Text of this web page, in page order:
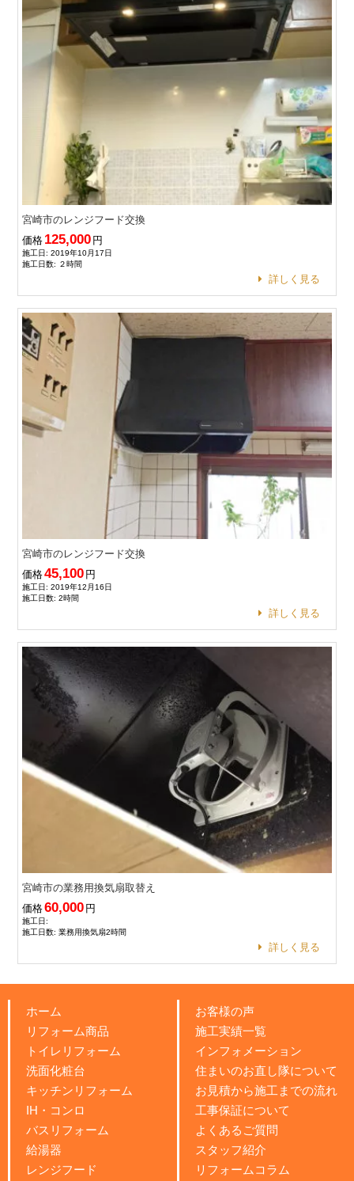
宮崎市のレンジフード交換
価格 125,000 円
施工日: 2019年10月17日
施工日数: ２時間
詳しく見る
宮崎市のレンジフード交換
価格45,100 円
施工日: 2019年12月16日
施工日数: 2時間
詳しく見る
宮崎市の業務用換気扇取替え
価格60,000 円
施工日:
施工日数: 業務用換気扇2時間
詳しく見る
ホーム
リフォーム商品
トイレリフォーム
洗面化粧台
キッチンリフォーム
IH・コンロ
バスリフォーム
給湯器
レンジフード
お客様の声
施工実績一覧
インフォメーション
住まいのお直し隊について
お見積から施工までの流れ
工事保証について
よくあるご質問
スタッフ紹介
リフォームコラム